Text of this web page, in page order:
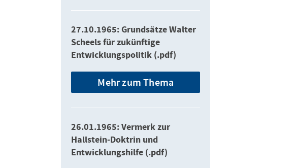
27.10.1965: Grundsätze Walter
Scheels für zukünftige
Entwicklungspolitik (.pdf)
Mehr zum Thema
26.01.1965: Vermerk zur
Hallstein-Doktrin und
Entwicklungshilfe (.pdf)